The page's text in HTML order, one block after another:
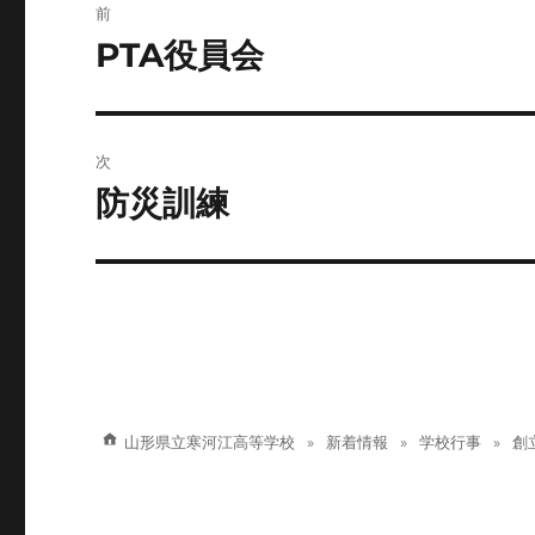
稿
ゲ
前
前
投
稿:
PTA役員会
次
次
投
防災訓練
山形県立寒河江高等学校 新着情報 学校行事 創